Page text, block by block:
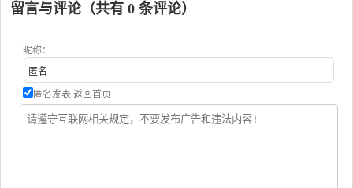
留言与评论（共有 0 条评论）
昵称：
匿名发表 返回首页